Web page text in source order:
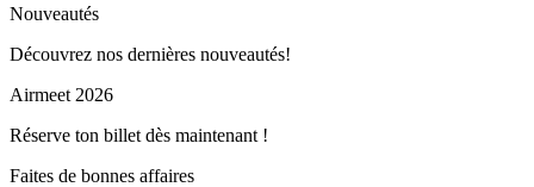
Nouveautés
Découvrez nos dernières nouveautés!
Airmeet 2026
Réserve ton billet dès maintenant !
Faites de bonnes affaires